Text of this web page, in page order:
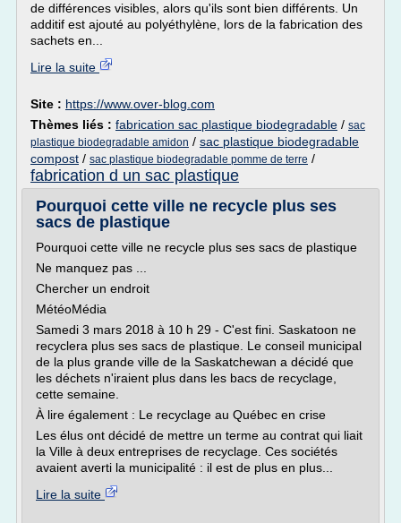
de différences visibles, alors qu'ils sont bien différents. Un
additif est ajouté au polyéthylène, lors de la fabrication des
sachets en...
Lire la suite
Site : https://www.over-blog.com
Thèmes liés : fabrication sac plastique biodegradable / sac
plastique biodegradable amidon / sac plastique biodegradable
compost / sac plastique biodegradable pomme de terre /
fabrication d un sac plastique
Pourquoi cette ville ne recycle plus ses
sacs de plastique
Pourquoi cette ville ne recycle plus ses sacs de plastique
Ne manquez pas ...
Chercher un endroit
MétéoMédia
Samedi 3 mars 2018 à 10 h 29 - C'est fini. Saskatoon ne
recyclera plus ses sacs de plastique. Le conseil municipal
de la plus grande ville de la Saskatchewan a décidé que
les déchets n'iraient plus dans les bacs de recyclage,
cette semaine.
À lire également : Le recyclage au Québec en crise
Les élus ont décidé de mettre un terme au contrat qui liait
la Ville à deux entreprises de recyclage. Ces sociétés
avaient averti la municipalité : il est de plus en plus...
Lire la suite